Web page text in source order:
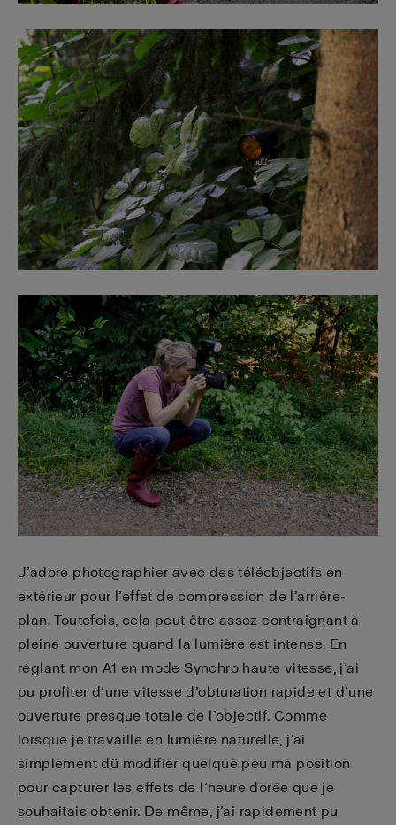
J’adore photographier avec des téléobjectifs en
extérieur pour l’effet de compression de l’arrière-
plan. Toutefois, cela peut être assez contraignant à
pleine ouverture quand la lumière est intense. En
réglant mon A1 en mode Synchro haute vitesse, j’ai
pu profiter d’une vitesse d’obturation rapide et d’une
ouverture presque totale de l’objectif. Comme
lorsque je travaille en lumière naturelle, j’ai
simplement dû modifier quelque peu ma position
pour capturer les effets de l’heure dorée que je
souhaitais obtenir. De même, j’ai rapidement pu